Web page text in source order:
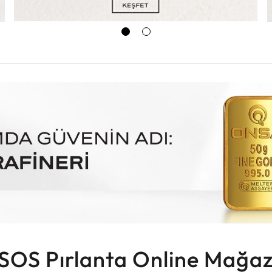
Pırlanta Online